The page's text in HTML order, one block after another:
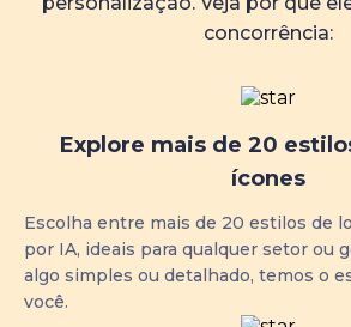
concorrência:
Explore mais de 20
ícones
Escolha entre mais de 20 estilos de
por IA, ideais para qualquer setor ou
algo simples ou detalhado, temos o
você.